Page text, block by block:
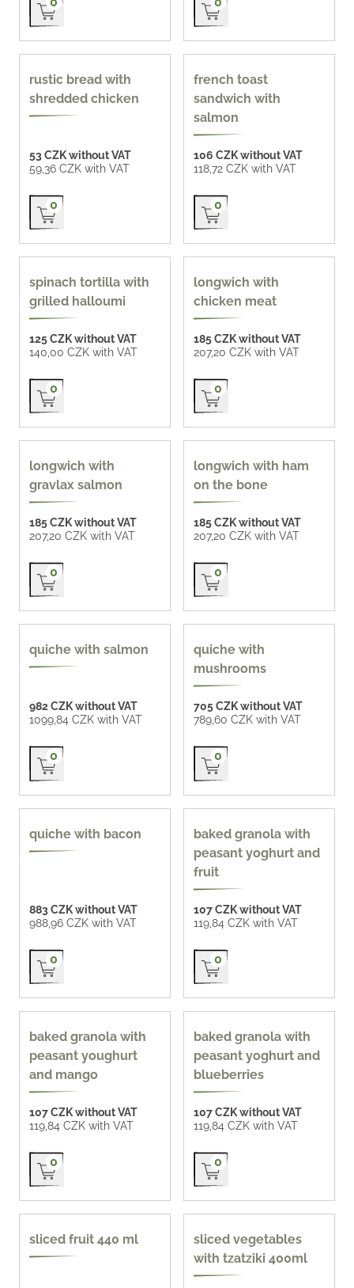
90 g
rustic bread with
shredded chicken
53 CZK without VAT
59,36 CZK with VAT
Přidat do košíku
0
90 g
french toast
sandwich with
salmon
106 CZK without VAT
118,72 CZK with VAT
Přidat do košíku
0
135 g
spinach tortilla with
grilled halloumi
125 CZK without VAT
140,00 CZK with VAT
Přidat do košíku
0
longwich with
chicken meat
185 CZK without VAT
207,20 CZK with VAT
Přidat do košíku
0
longwich with
gravlax salmon
185 CZK without VAT
207,20 CZK with VAT
Přidat do košíku
0
longwich with ham
on the bone
185 CZK without VAT
207,20 CZK with VAT
Přidat do košíku
0
quiche with salmon
982 CZK without VAT
1099,84 CZK with VAT
Přidat do košíku
0
quiche with
mushrooms
705 CZK without VAT
789,60 CZK with VAT
Přidat do košíku
0
quiche with bacon
883 CZK without VAT
988,96 CZK with VAT
Přidat do košíku
0
400 ml
baked granola with
peasant yoghurt and
fruit
107 CZK without VAT
119,84 CZK with VAT
Přidat do košíku
0
400 ml
baked granola with
peasant youghurt
and mango
107 CZK without VAT
119,84 CZK with VAT
Přidat do košíku
0
400 ml
baked granola with
peasant yoghurt and
blueberries
107 CZK without VAT
119,84 CZK with VAT
Přidat do košíku
0
440 ml
sliced fruit 440 ml 400 ml
sliced vegetables
with tzatziki 400ml